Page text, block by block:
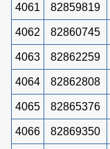
4061 82859819
4062 82860745
4063 82862259
4064 82862808
4065 82865376
4066 82869350